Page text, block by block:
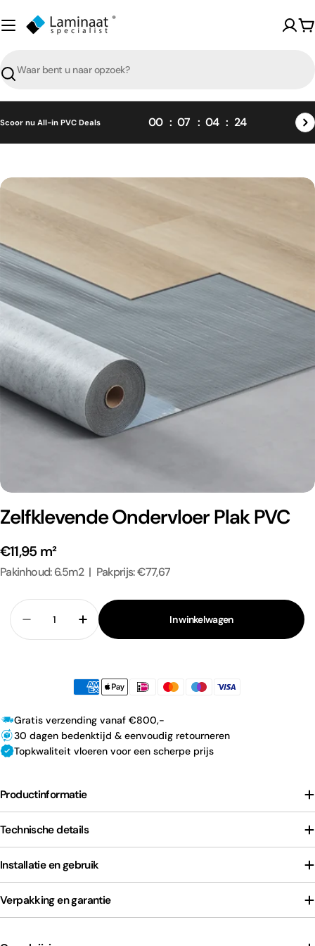
naar
content
Zoeken
Scoor nu All-in PVC Deals 00 07 04 24
Skip
Zelfklevende Ondervloer Plak PVC
€11,95 m²
Pakinhoud: 6.5m2 | Pakprijs: €77,67
Aantal
Verlaag aantal voor Zelfklevende Ondervloer Plak
Verhoog aantal voor Zelfklevende
In winkelwagen
Gratis verzending vanaf €800,-
30 dagen bedenktijd & eenvoudig retourneren
Topkwaliteit vloeren voor een scherpe prijs
Productinformatie
Technische details
Installatie en gebruik
Verpakking en garantie